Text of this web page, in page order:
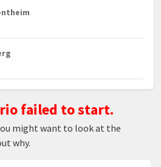
failed to start.
might want to look at the
why.